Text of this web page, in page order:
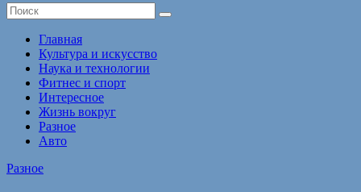
Главная
Культура и искусство
Наука и технологии
Фитнес и спорт
Интересное
Жизнь вокруг
Разное
Авто
Разное